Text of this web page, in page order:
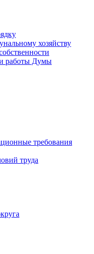
хозяйству
работы Думы
требования
труда